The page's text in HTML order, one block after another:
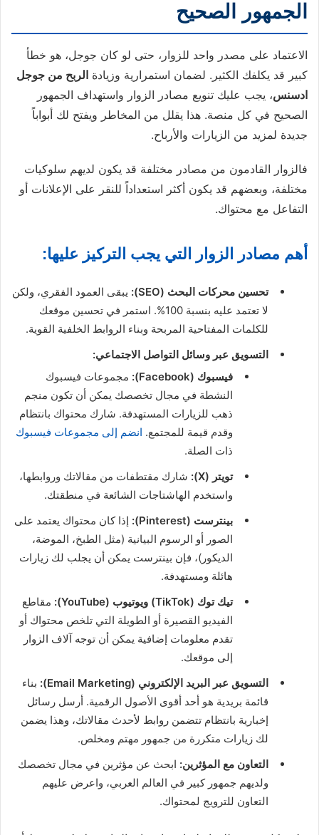
الجمهور الصحيح
الاعتماد على مصدر واحد للزوار، حتى لو كان جوجل، هو خطأ
كبير قد يكلفك الكثير. لضمان استمرارية وزيادة الربح من جوجل
ادسنس، يجب عليك تنويع مصادر الزوار واستهداف الجمهور
الصحيح في كل منصة. هذا يقلل من المخاطر ويفتح لك أبواباً
جديدة لمزيد من الزيارات والأرباح.
فالزوار القادمون من مصادر مختلفة قد يكون لديهم سلوكيات
مختلفة، وبعضهم قد يكون أكثر استعداداً للنقر على الإعلانات أو
التفاعل مع محتواك.
أهم مصادر الزوار التي يجب التركيز عليها:
تحسين محركات البحث (SEO):
يبقى العمود الفقري، ولكن
لا تعتمد عليه بنسبة 100%. استمر في تحسين موقعك
للكلمات المفتاحية المربحة وبناء الروابط الخلفية القوية.
التسويق عبر وسائل التواصل الاجتماعي:
فيسبوك (Facebook):
مجموعات فيسبوك
النشطة في مجال تخصصك يمكن أن تكون منجم
ذهب للزيارات المستهدفة. شارك محتواك بانتظام
وقدم قيمة للمجتمع. انضم إلى مجموعات فيسبوك
ذات الصلة.
تويتر (X):
شارك مقتطفات من مقالاتك وروابطها،
واستخدم الهاشتاجات الشائعة في منطقتك.
بينترست (Pinterest):
إذا كان محتواك يعتمد على
الصور أو الرسوم البيانية (مثل الطبخ، الموضة،
الديكور)، فإن بينترست يمكن أن يجلب لك زيارات
هائلة ومستهدفة.
تيك توك (TikTok) ويوتيوب (YouTube):
مقاطع
الفيديو القصيرة أو الطويلة التي تلخص محتواك أو
تقدم معلومات إضافية يمكن أن توجه آلاف الزوار
إلى موقعك.
التسويق عبر البريد الإلكتروني (Email Marketing):
بناء
قائمة بريدية هو أحد أقوى الأصول الرقمية. أرسل رسائل
إخبارية بانتظام تتضمن روابط لأحدث مقالاتك، وهذا يضمن
لك زيارات متكررة من جمهور مهتم ومخلص.
التعاون مع المؤثرين: ابحث عن مؤثرين في مجال تخصصك
ولديهم جمهور كبير في العالم العربي، واعرض عليهم
التعاون للترويج لمحتواك.